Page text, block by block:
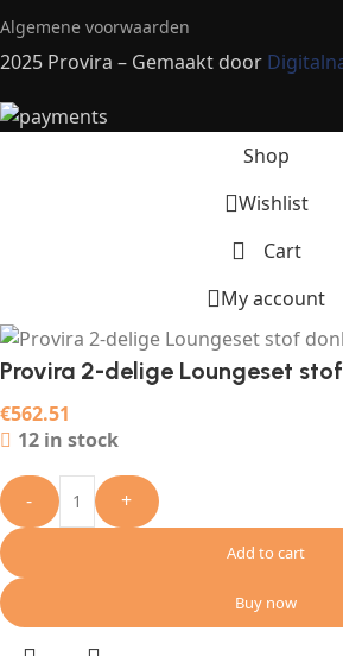
Algemene voorwaarden
2025 Provira – Gemaakt door
Shop
Wishlist
Cart
My account
Provira 2-delige Loungeset
€562.51
12 in stock
- +
Add to cart
Buy now